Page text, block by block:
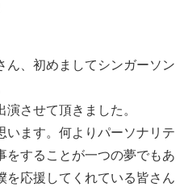
ん、初めましてシンガーソン
させて頂きました。
います。何よりパーソナリテ
をすることが一つの夢でもあ
を応援してくれている皆さん